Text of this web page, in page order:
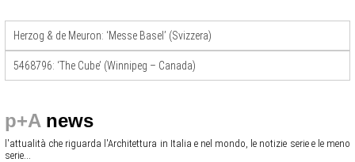
Herzog & de Meuron: ‘Messe Basel’ (Svizzera)
5468796: ‘The Cube’ (Winnipeg – Canada)
p+A news
l'attualità che riguarda l'Architettura in Italia e nel mondo, le notizie serie e le meno
serie...